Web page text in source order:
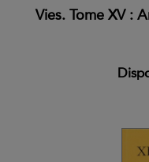
Vies. Tome XV :